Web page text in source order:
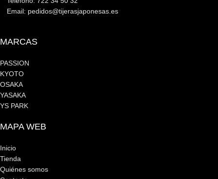
Email: pedidos@tijerasjaponesas.es
MARCAS
PASSION
KYOTO
OSAKA
YASAKA
YS PARK
MAPA WEB
Inicio
Tienda
Quiénes somos